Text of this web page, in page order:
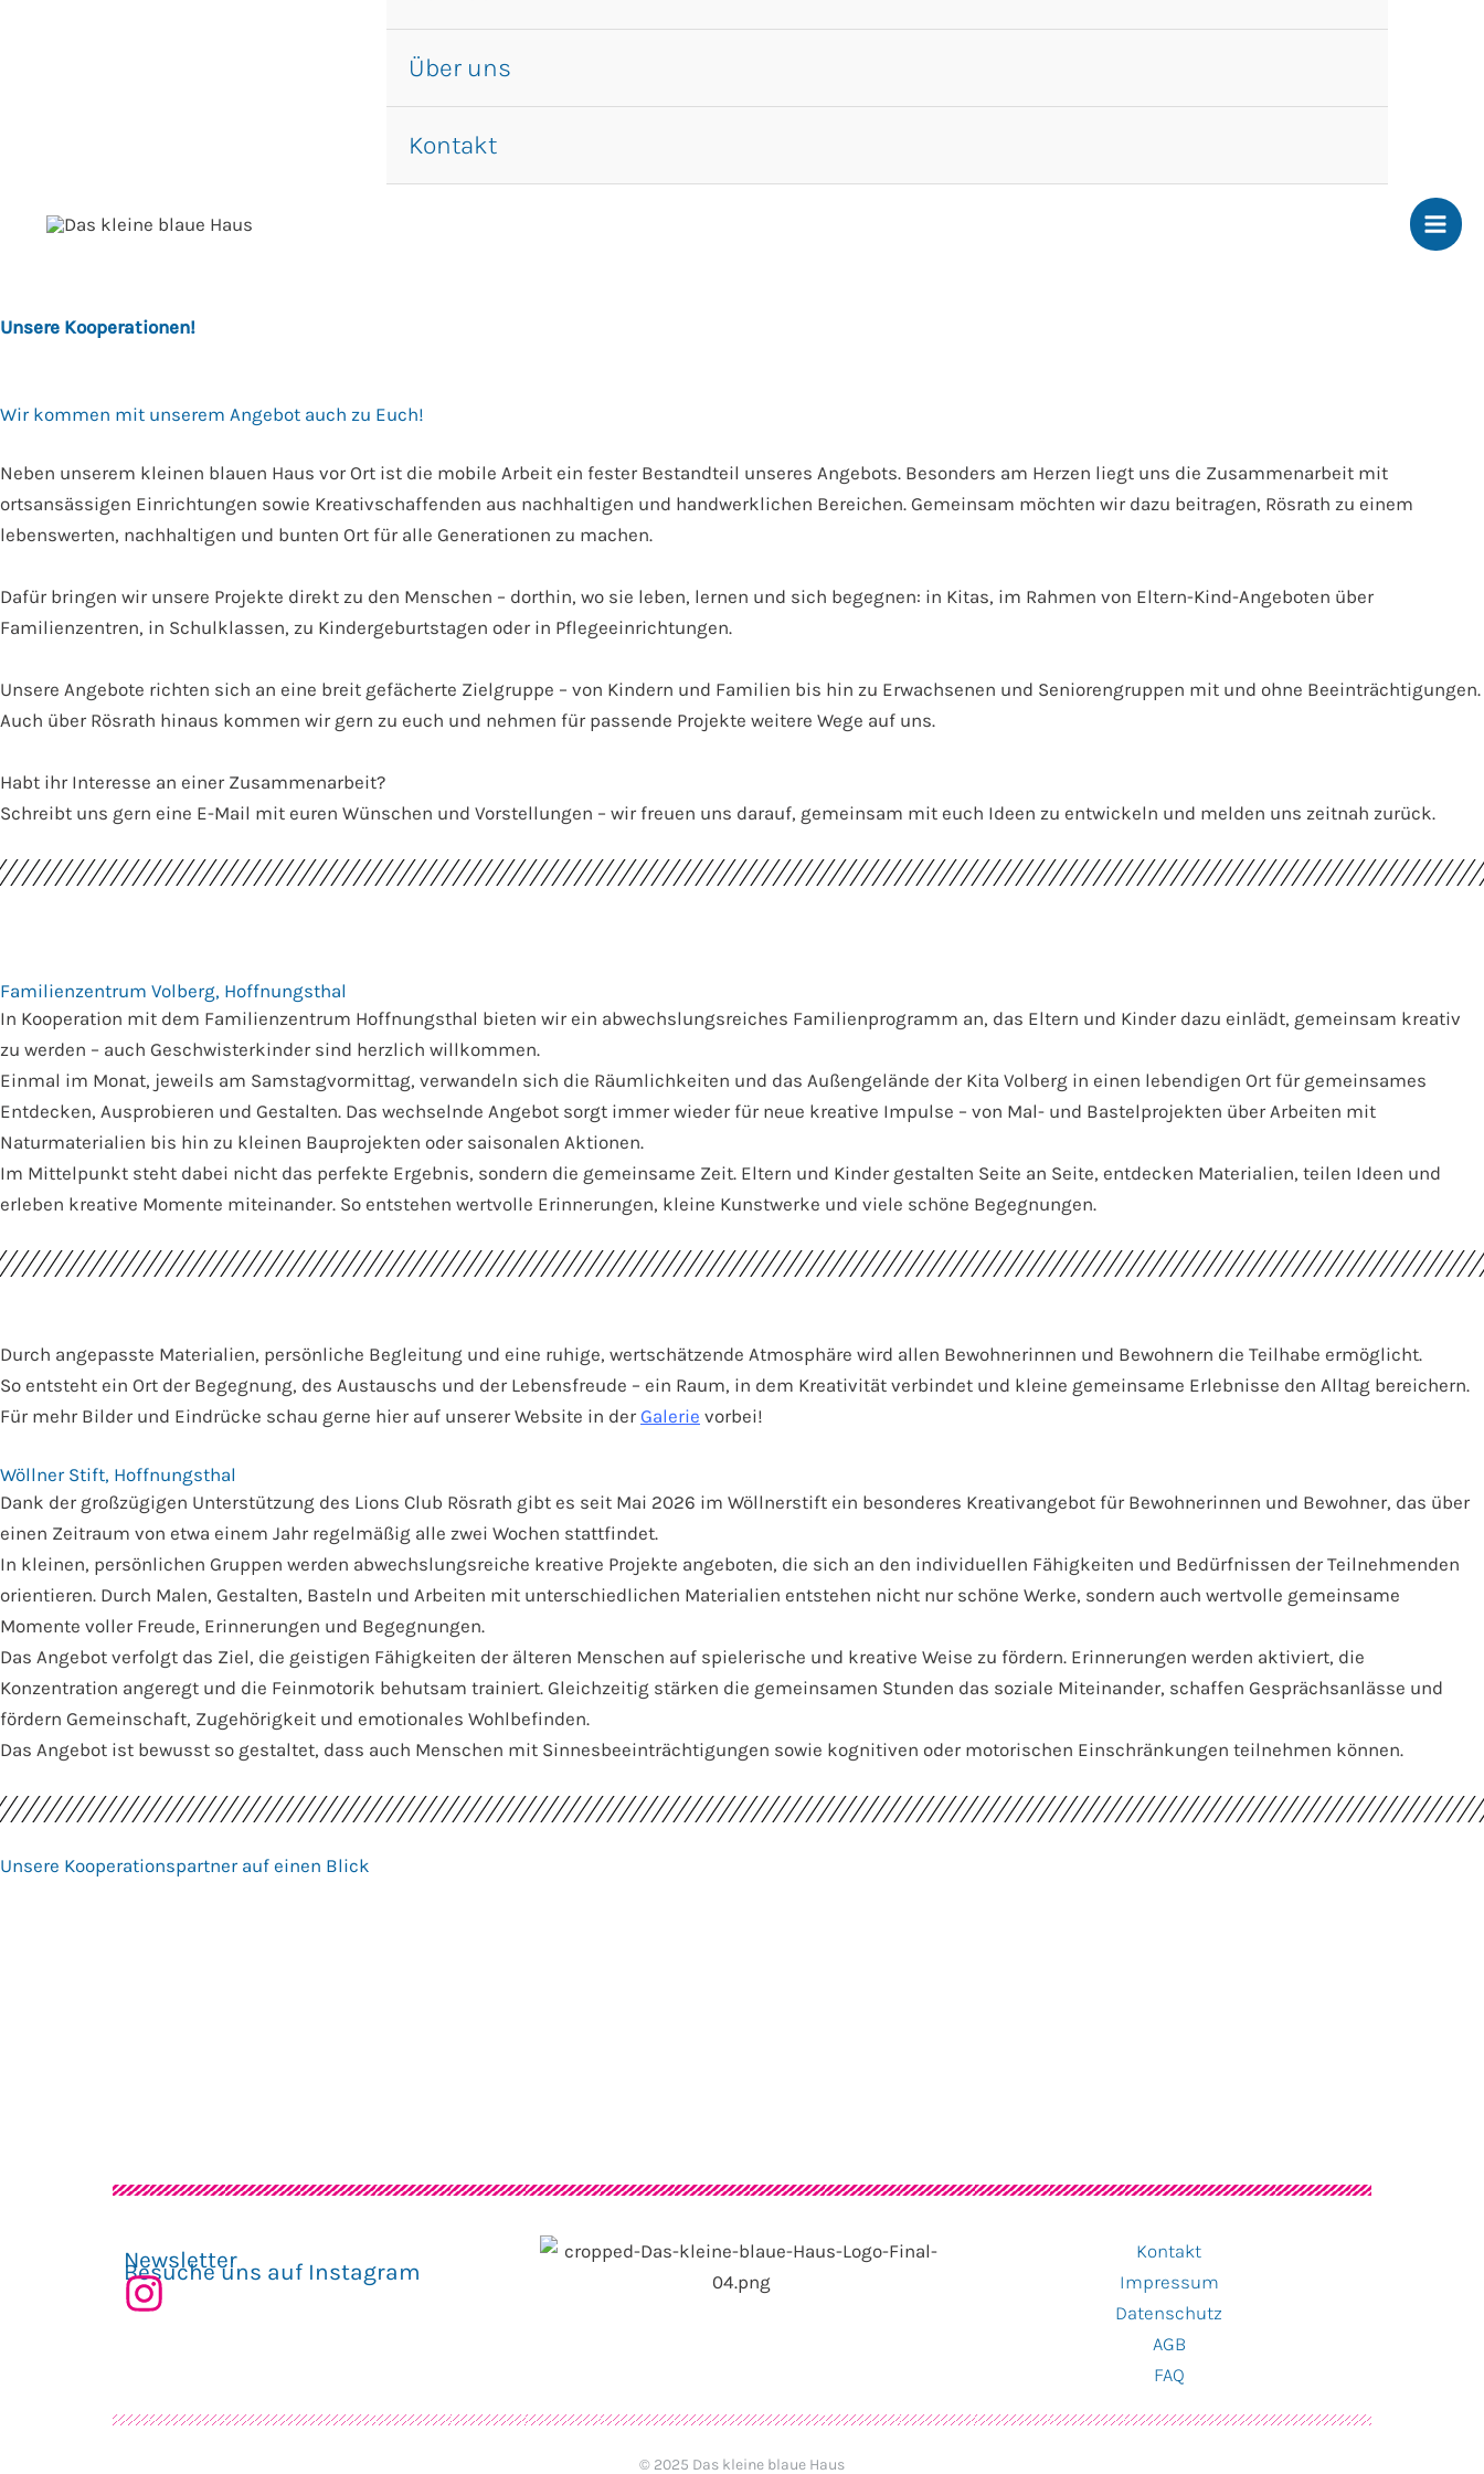
Über uns
Kontakt
Unsere Kooperationen!
Wir kommen mit unserem Angebot auch zu Euch!
Neben unserem kleinen blauen Haus vor Ort ist die mobile Arbeit ein fester Bestandteil unseres Angebots. Besonders am Herzen liegt uns die Zusammenarbeit mit
ortsansässigen Einrichtungen sowie Kreativschaffenden aus nachhaltigen und handwerklichen Bereichen. Gemeinsam möchten wir dazu beitragen, Rösrath zu einem
lebenswerten, nachhaltigen und bunten Ort für alle Generationen zu machen.
Dafür bringen wir unsere Projekte direkt zu den Menschen – dorthin, wo sie leben, lernen und sich begegnen: in Kitas, im Rahmen von Eltern-Kind-Angeboten über
Familienzentren, in Schulklassen, zu Kindergeburtstagen oder in Pflegeeinrichtungen.
Unsere Angebote richten sich an eine breit gefächerte Zielgruppe – von Kindern und Familien bis hin zu Erwachsenen und Seniorengruppen mit und ohne Beeinträchtigungen.
Auch über Rösrath hinaus kommen wir gern zu euch und nehmen für passende Projekte weitere Wege auf uns.
Habt ihr Interesse an einer Zusammenarbeit?
Schreibt uns gern eine E-Mail mit euren Wünschen und Vorstellungen – wir freuen uns darauf, gemeinsam mit euch Ideen zu entwickeln und melden uns zeitnah zurück.
Familienzentrum Volberg, Hoffnungsthal
In Kooperation mit dem Familienzentrum Hoffnungsthal bieten wir ein abwechslungsreiches Familienprogramm an, das Eltern und Kinder dazu einlädt, gemeinsam kreativ
zu werden – auch Geschwisterkinder sind herzlich willkommen.
Einmal im Monat, jeweils am Samstagvormittag, verwandeln sich die Räumlichkeiten und das Außengelände der Kita Volberg in einen lebendigen Ort für gemeinsames
Entdecken, Ausprobieren und Gestalten. Das wechselnde Angebot sorgt immer wieder für neue kreative Impulse – von Mal- und Bastelprojekten über Arbeiten mit
Naturmaterialien bis hin zu kleinen Bauprojekten oder saisonalen Aktionen.
Im Mittelpunkt steht dabei nicht das perfekte Ergebnis, sondern die gemeinsame Zeit. Eltern und Kinder gestalten Seite an Seite, entdecken Materialien, teilen Ideen und
erleben kreative Momente miteinander. So entstehen wertvolle Erinnerungen, kleine Kunstwerke und viele schöne Begegnungen.
Durch angepasste Materialien, persönliche Begleitung und eine ruhige, wertschätzende Atmosphäre wird allen Bewohnerinnen und Bewohnern die Teilhabe ermöglicht.
So entsteht ein Ort der Begegnung, des Austauschs und der Lebensfreude – ein Raum, in dem Kreativität verbindet und kleine gemeinsame Erlebnisse den Alltag bereichern.
Für mehr Bilder und Eindrücke schau gerne hier auf unserer Website in der Galerie vorbei!
Wöllner Stift, Hoffnungsthal
Dank der großzügigen Unterstützung des Lions Club Rösrath gibt es seit Mai 2026 im Wöllnerstift ein besonderes Kreativangebot für Bewohnerinnen und Bewohner, das über
einen Zeitraum von etwa einem Jahr regelmäßig alle zwei Wochen stattfindet.
In kleinen, persönlichen Gruppen werden abwechslungsreiche kreative Projekte angeboten, die sich an den individuellen Fähigkeiten und Bedürfnissen der Teilnehmenden
orientieren. Durch Malen, Gestalten, Basteln und Arbeiten mit unterschiedlichen Materialien entstehen nicht nur schöne Werke, sondern auch wertvolle gemeinsame
Momente voller Freude, Erinnerungen und Begegnungen.
Das Angebot verfolgt das Ziel, die geistigen Fähigkeiten der älteren Menschen auf spielerische und kreative Weise zu fördern. Erinnerungen werden aktiviert, die
Konzentration angeregt und die Feinmotorik behutsam trainiert. Gleichzeitig stärken die gemeinsamen Stunden das soziale Miteinander, schaffen Gesprächsanlässe und
fördern Gemeinschaft, Zugehörigkeit und emotionales Wohlbefinden.
Das Angebot ist bewusst so gestaltet, dass auch Menschen mit Sinnesbeeinträchtigungen sowie kognitiven oder motorischen Einschränkungen teilnehmen können.
Unsere Kooperationspartner auf einen Blick
Newsletter
Besuche uns auf Instagram
Kontakt
Impressum
Datenschutz
AGB
FAQ
© 2025 Das kleine blaue Haus